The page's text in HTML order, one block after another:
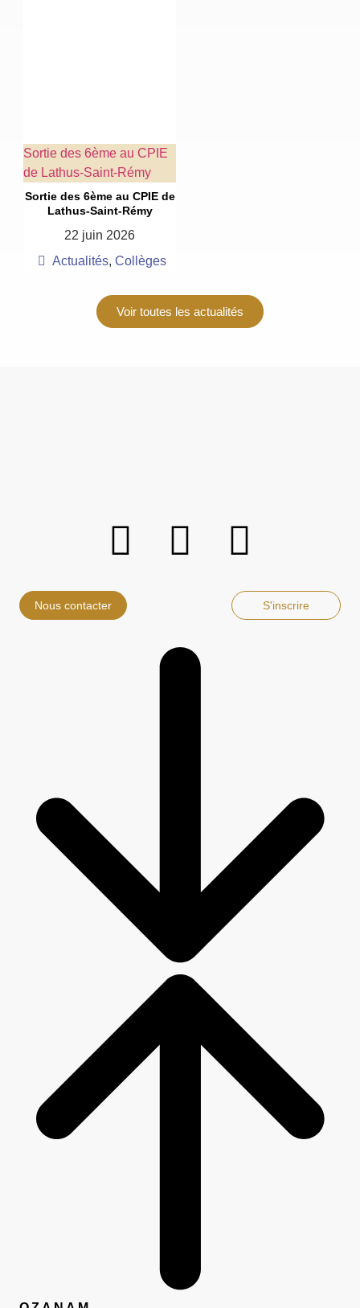
Sortie des 6ème au CPIE
de Lathus-Saint-Rémy
Sortie des 6ème au CPIE de
Lathus-Saint-Rémy
22 juin 2026
Actualités, Collèges
Voir toutes les actualités
Nous contacter S'inscrire